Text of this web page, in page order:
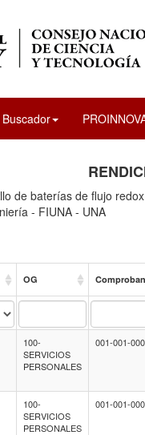
Buscador
de baterías de flujo
- FIUNA - UNA
OG
100-
SERVICIOS
PERSONALES
001-001-
100-
SERVICIOS
PERSONALES
001-001-